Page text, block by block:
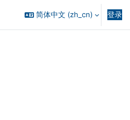
简体中文 ‎(zh_cn)‎ 登录